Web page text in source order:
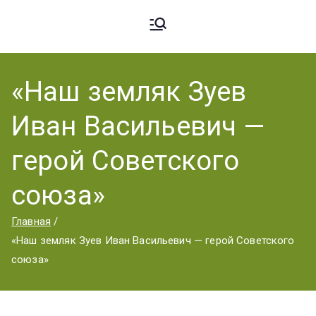
Ардато
вский
Аграрн
Техник
аграрный
техникум».
«Наш земляк Зуев
Иван Васильевич —
герой Советского
союза»
Главная
«Наш земляк Зуев Иван Васильевич — герой Советского
союза»